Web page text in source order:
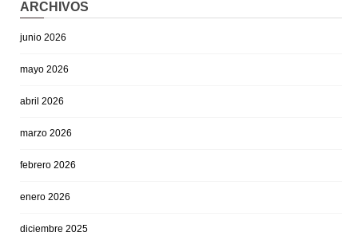
ARCHIVOS
junio 2026
mayo 2026
abril 2026
marzo 2026
febrero 2026
enero 2026
diciembre 2025